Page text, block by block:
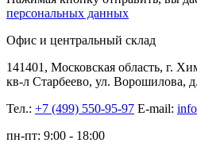
персональных данных
Офис и центральный склад
141401, Московская область, г.
кв-л Старбеево, ул. Ворошилова,
Тел.: +7 (499) 550-95-97 E-mail:
пн-пт: 9:00 - 18:00